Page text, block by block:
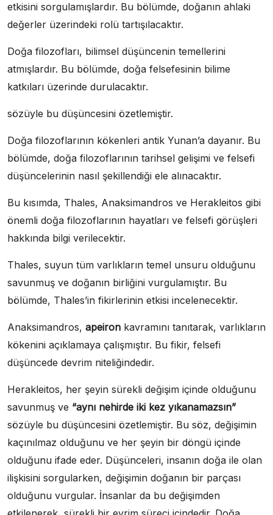
etkisini sorgulamışlardır. Bu bölümde, doğanın ahlaki
değerler üzerindeki rolü tartışılacaktır.
Doğa filozofları, bilimsel düşüncenin temellerini
atmışlardır. Bu bölümde, doğa felsefesinin bilime
katkıları üzerinde durulacaktır.
sözüyle bu düşüncesini özetlemiştir.
Doğa filozoflarının kökenleri antik Yunan’a dayanır. Bu
bölümde, doğa filozoflarının tarihsel gelişimi ve felsefi
düşüncelerinin nasıl şekillendiği ele alınacaktır.
Bu kısımda, Thales, Anaksimandros ve Herakleitos gibi
önemli doğa filozoflarının hayatları ve felsefi görüşleri
hakkında bilgi verilecektir.
Thales, suyun tüm varlıkların temel unsuru olduğunu
savunmuş ve doğanın birliğini vurgulamıştır. Bu
bölümde, Thales’in fikirlerinin etkisi incelenecektir.
Anaksimandros, apeiron kavramını tanıtarak, varlıkların
kökenini açıklamaya çalışmıştır. Bu fikir, felsefi
düşüncede devrim niteliğindedir.
Herakleitos, her şeyin sürekli değişim içinde olduğunu
savunmuş ve “aynı nehirde iki kez yıkanamazsın”
sözüyle bu düşüncesini özetlemiştir. Bu söz, değişimin
kaçınılmaz olduğunu ve her şeyin bir döngü içinde
olduğunu ifade eder. Düşünceleri, insanın doğa ile olan
ilişkisini sorgularken, değişimin doğanın bir parçası
olduğunu vurgular. İnsanlar da bu değişimden